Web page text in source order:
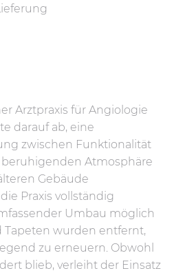
Arztpraxis für Angiologie
darauf ab, eine
zwischen Funktionalität
Atmosphäre
Gebäude
Praxis vollständig
Umbau möglich
Tapeten wurden entfernt,
zu erneuern. Obwohl
blieb, verleiht der Einsatz